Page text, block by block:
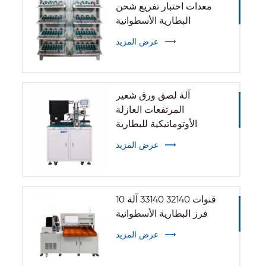
معدات اختبار تفريغ شحن
البطارية الأسطوانية
عرض المزيد
آلة لصق ورق شعير
المرتفعات العازلة
الأوتوماتيكية للبطارية
عرض المزيد
10 قنوات 32140 33140 آلة
فرز البطارية الأسطوانية
عرض المزيد